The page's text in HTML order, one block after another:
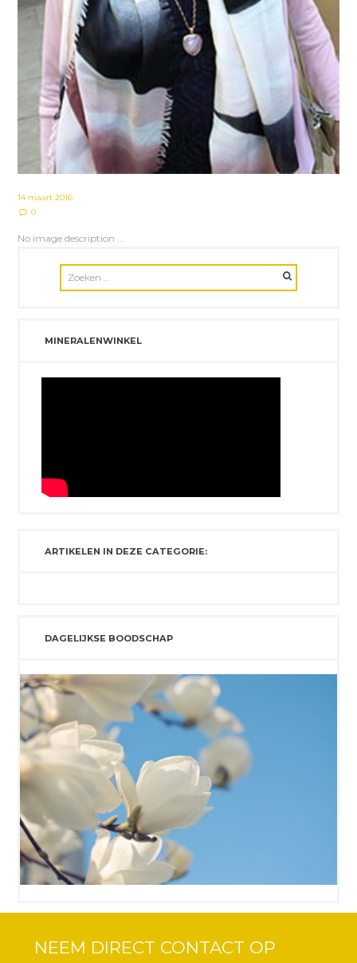
14 maart 2016
0
No image description ...
MINERALENWINKEL
ARTIKELEN IN DEZE CATEGORIE:
DAGELIJKSE BOODSCHAP
NEEM DIRECT CONTACT OP